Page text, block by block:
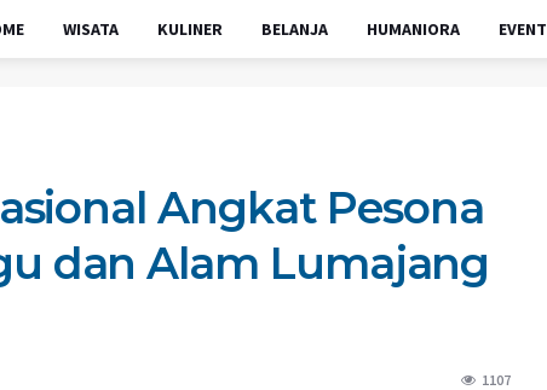
WISATA KULINER BELANJA HUMANIORA EVENT
Angkat Pesona
dan Alam Lumajang
1107